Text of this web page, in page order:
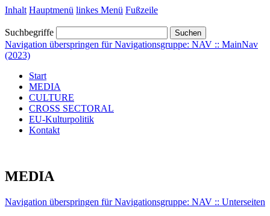
Inhalt Hauptmenü linkes Menü Fußzeile
Suchbegriffe Suchen
Navigation überspringen für Navigationsgruppe: NAV :: MainNav
(2023)
Start
MEDIA
CULTURE
CROSS SECTORAL
EU-Kulturpolitik
Kontakt
MEDIA
Navigation überspringen für Navigationsgruppe: NAV :: Unterseiten